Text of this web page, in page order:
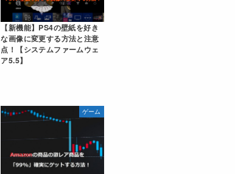
【新機能】PS4の壁紙を好き
な画像に変更する方法と注意
点！【システムファームウェ
ア5.5】
ゲーム